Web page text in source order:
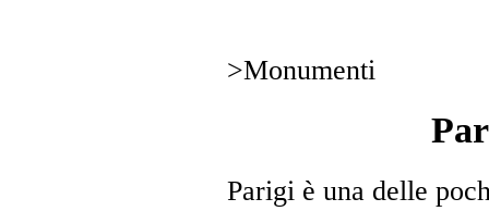
>Monumenti
Parigi è una delle